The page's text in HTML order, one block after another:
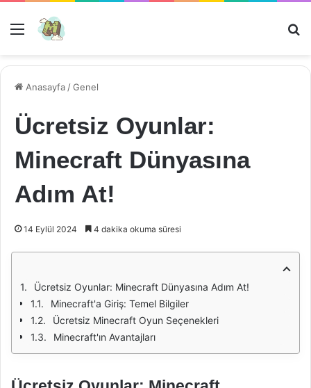
Menü
Anasayfa /Genel
Ücretsiz Oyunlar:
Minecraft Dünyasına
Adım At!
14 Eylül 2024 4 dakika okuma süresi
Ücretsiz Oyunlar: Minecraft Dünyasına Adım At!
Minecraft'a Giriş: Temel Bilgiler
Ücretsiz Minecraft Oyun Seçenekleri
Minecraft'ın Avantajları